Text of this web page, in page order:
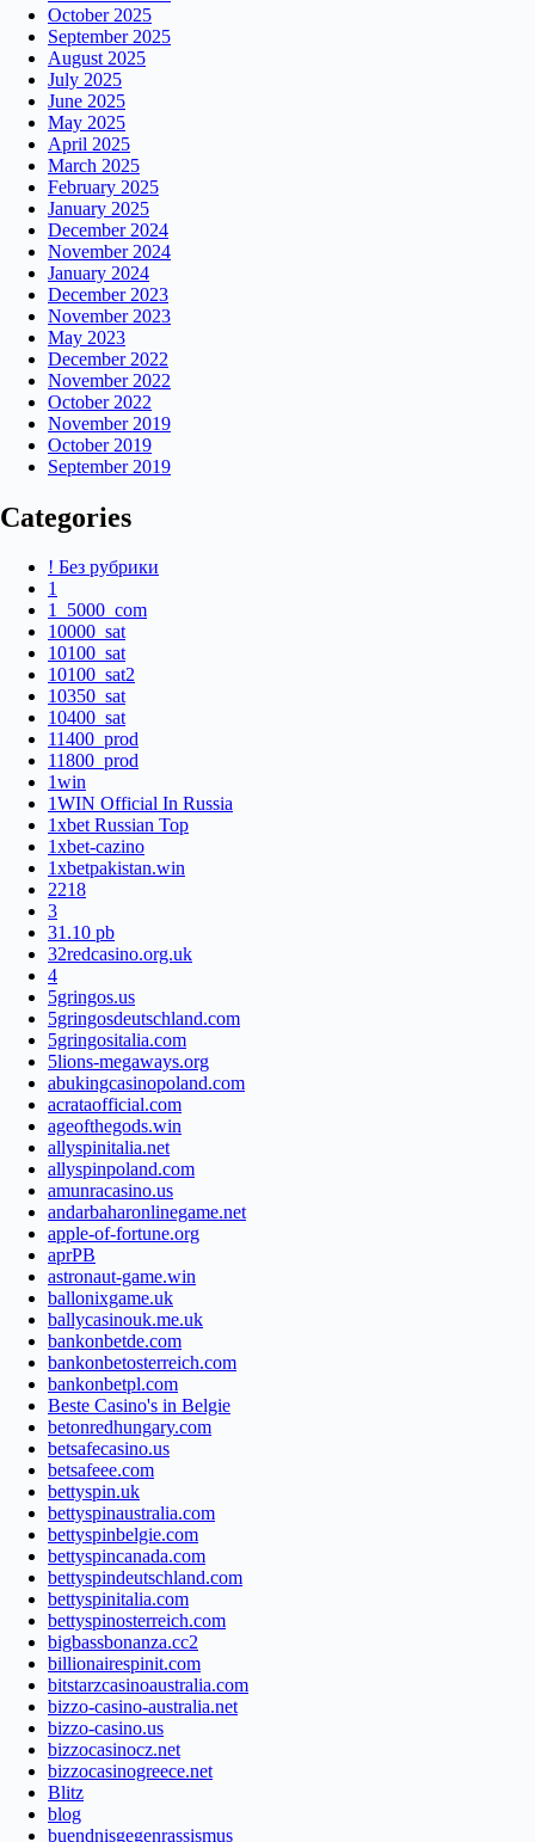
October 2025
September 2025
August 2025
July 2025
June 2025
May 2025
April 2025
March 2025
February 2025
January 2025
December 2024
November 2024
January 2024
December 2023
November 2023
May 2023
December 2022
November 2022
October 2022
November 2019
October 2019
September 2019
Categories
! Без рубрики
1
1_5000_com
10000_sat
10100_sat
10100_sat2
10350_sat
10400_sat
11400_prod
11800_prod
1win
1WIN Official In Russia
1xbet Russian Top
1xbet-cazino
1xbetpakistan.win
2218
3
31.10 pb
32redcasino.org.uk
4
5gringos.us
5gringosdeutschland.com
5gringositalia.com
5lions-megaways.org
abukingcasinopoland.com
acrataofficial.com
ageofthegods.win
allyspinitalia.net
allyspinpoland.com
amunracasino.us
andarbaharonlinegame.net
apple-of-fortune.org
aprPB
astronaut-game.win
ballonixgame.uk
ballycasinouk.me.uk
bankonbetde.com
bankonbetosterreich.com
bankonbetpl.com
Beste Casino's in Belgie
betonredhungary.com
betsafecasino.us
betsafeee.com
bettyspin.uk
bettyspinaustralia.com
bettyspinbelgie.com
bettyspincanada.com
bettyspindeutschland.com
bettyspinitalia.com
bettyspinosterreich.com
bigbassbonanza.cc2
billionairespinit.com
bitstarzcasinoaustralia.com
bizzo-casino-australia.net
bizzo-casino.us
bizzocasinocz.net
bizzocasinogreece.net
Blitz
blog
buendnisgegenrassismus